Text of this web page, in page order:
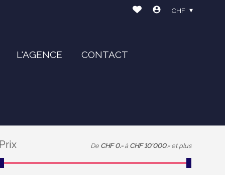
L'AGENCE CONTACT
CHF
De CHF 0.- à CHF 10'000.- et plus